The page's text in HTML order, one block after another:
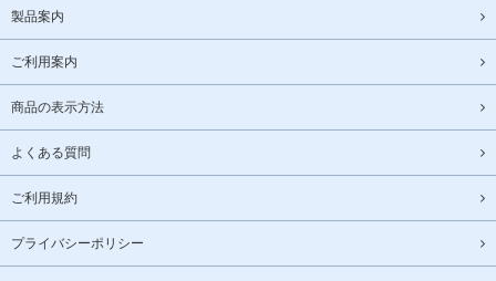
製品案内
ご利用案内
商品の表示方法
よくある質問
ご利用規約
プライバシーポリシー